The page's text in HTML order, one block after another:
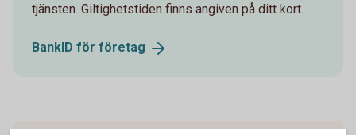
tjänsten. Giltighetstiden finns angiven på ditt kort.
BankID för företag